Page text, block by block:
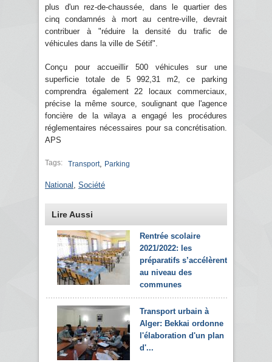
plus d'un rez-de-chaussée, dans le quartier des
cinq condamnés à mort au centre-ville, devrait
contribuer à "réduire la densité du trafic de
véhicules dans la ville de Sétif".
Conçu pour accueillir 500 véhicules sur une
superficie totale de 5 992,31 m2, ce parking
comprendra également 22 locaux commerciaux,
précise la même source, soulignant que l'agence
foncière de la wilaya a engagé les procédures
réglementaires nécessaires pour sa concrétisation.
APS
Tags: Transport, Parking
National Société
Lire Aussi
Rentrée scolaire
2021/2022: les
préparatifs s’accélèrent
au niveau des
communes
Transport urbain à
Alger: Bekkai ordonne
l'élaboration d'un plan
d'...